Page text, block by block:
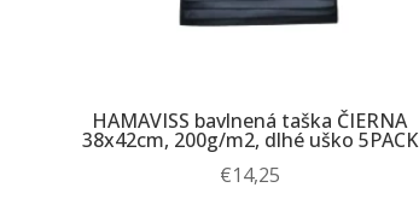
HAMAVISS bavlnená taška ČIERNA
38x42cm, 200g/m2, dlhé uško 5PACK
€14,25